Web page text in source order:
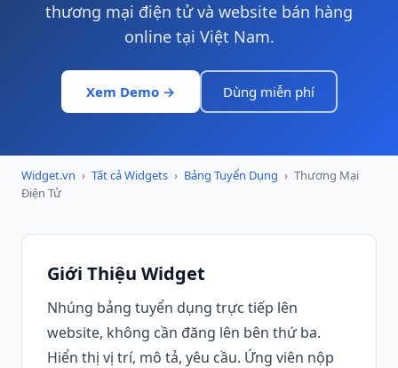
thương mại điện tử và website bán hàng
online tại Việt Nam.
Xem Demo → Dùng miễn phí
Widget.vn › Tất cả Widgets › Bảng Tuyển Dụng › Thương Mại
Điện Tử
Giới Thiệu Widget
Nhúng bảng tuyển dụng trực tiếp lên
website, không cần đăng lên bên thứ ba.
Hiển thị vị trí, mô tả, yêu cầu. Ứng viên nộp